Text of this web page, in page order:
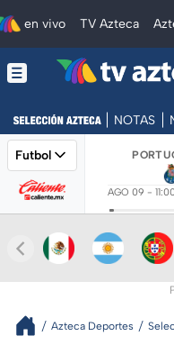
en vivo TV Azteca
NOTAS
Futbol
AGO 09 - 11:00
Azteca Deportes